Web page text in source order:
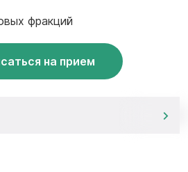
фракций
на прием